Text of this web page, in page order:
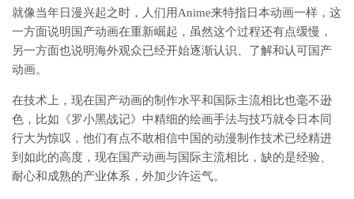
就像当年日漫兴起之时，人们用Anime来特指日本动画一样，这
一方面说明国产动画在重新崛起，虽然这个过程还有点缓慢，
另一方面也说明海外观众已经开始逐渐认识、了解和认可国产
动画。
在技术上，现在国产动画的制作水平和国际主流相比也毫不逊
色，比如《罗小黑战记》中精细的绘画手法与技巧就令日本同
行大为惊叹，他们有点不敢相信中国的动漫制作技术已经精进
到如此的高度，现在国产动画与国际主流相比，缺的是经验、
耐心和成熟的产业体系，外加少许运气。